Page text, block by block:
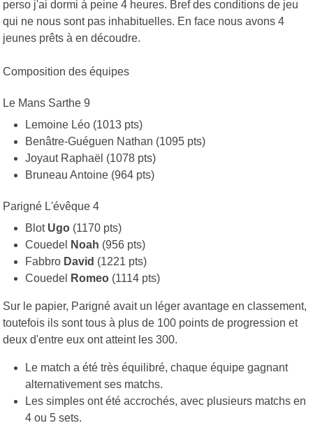
perso j'ai dormi à peine 4 heures. Bref des conditions de jeu
qui ne nous sont pas inhabituelles. En face nous avons 4
jeunes prêts à en découdre.
Composition des équipes
Le Mans Sarthe 9
Lemoine Léo (1013 pts)
Benâtre-Guéguen Nathan (1095 pts)
Joyaut Raphaël (1078 pts)
Bruneau Antoine (964 pts)
Parigné L'évêque 4
Blot Ugo (1170 pts)
Couedel
Noah (956 pts)
Fabbro David (1221 pts)
Couedel
Romeo (1114 pts)
Sur le papier, Parigné avait un léger avantage en classement,
toutefois ils sont tous à plus de 100 points de progression et
deux d'entre eux ont atteint les 300.
Le match a été très équilibré, chaque équipe gagnant
alternativement ses matchs.
Les simples ont été accrochés, avec plusieurs matchs en
4 ou 5 sets.